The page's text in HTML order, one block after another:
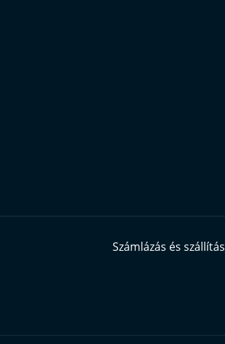
Számlázás és szállítás